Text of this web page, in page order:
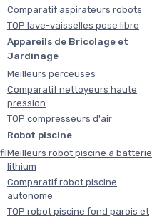
Comparatif aspirateurs robots
TOP lave-vaisselles pose libre
Appareils de Bricolage et
Jardinage
Meilleurs perceuses
Comparatif nettoyeurs haute
pression
TOP compresseurs d'air
Robot piscine
Meilleurs robot piscine à batterie
lithium
Comparatif robot piscine
autonome
TOP robot piscine fond parois et